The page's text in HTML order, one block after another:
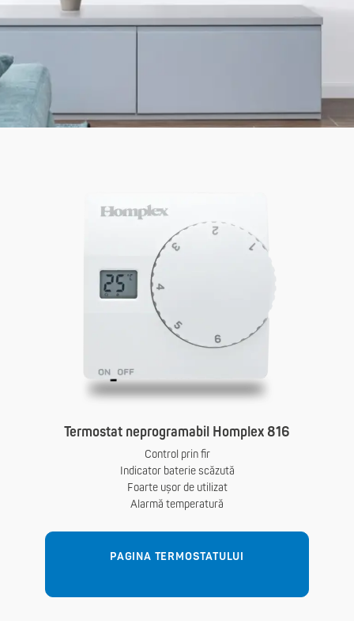
Termostat neprogramabil Homplex 816
Control prin fir
Indicator baterie scăzută
Foarte ușor de utilizat
Alarmă temperatură
PAGINA TERMOSTATULUI